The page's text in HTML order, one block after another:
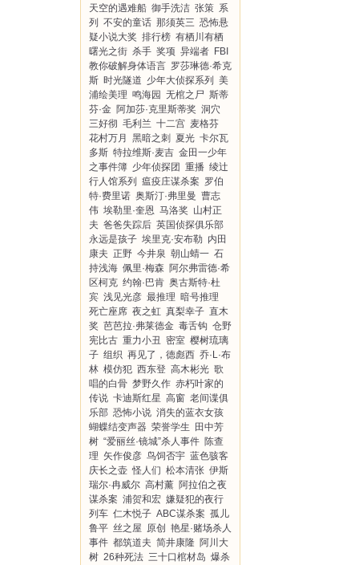
天空的遇难船 御手洗洁 张策 系
列
不安的童话 那须英三 恐怖悬
疑小说大奖 排行榜 有栖川有栖
曙光之街 杀手 奖项 异端者 FBI
教你破解身体语言 罗莎琳德·希克
斯 时光隧道 少年大侦探系列
美
浦绘美理 鸣海园 无棺之尸 斯蒂
芬·金 阿加莎·克里斯蒂奖 洞穴
三好彻 毛利兰 十二宫 麦格芬
花村万月
黑暗之刺 夏光 卡尔瓦
多斯 特拉维斯·麦吉 金田一少年
之事件簿 少年侦探团 重播 绫辻
行人馆系列
瘟疫庄谋杀案 罗伯
特·费里诺 奥斯汀·弗里曼 曹志
伟 埃勒里·奎恩 马洛奖 山村正
夫 爸爸失踪后 英国侦探俱乐部
永远是孩子 埃里克·安布勒 内田
康夫 正野 今井泉 朝山蜻一 石
持浅海 佩里·梅森 阿尔弗雷德·希
区柯克 约翰·巴肯 奥古斯特·杜
宾 浅见光彦 最推理 暗号推理
死亡座席 夜之虹 真梨幸子 直木
奖 芭芭拉·弗莱德金 毒舌钩 仓野
宪比古 重力小丑 密室 樱树琉璃
子 组织 再见了，德彪西 乔·L·布
林 模仿犯 西东登 高木彬光 歌
唱的白骨 梦野久作 赤朽叶家的
传说 卡迪斯红星 高窗 老间谍俱
乐部 恐怖小说 消失的蓝衣女孩
蝴蝶结变声器 荣誉学生
田中芳
树 “爱丽丝·镜城”杀人事件 陈查
理 矢作俊彦 鸟饲否宇 蓝色骇客
庆长之壶 怪人们 松本清张 伊斯
瑞尔·冉威尔 高村薰 阿拉伯之夜
谋杀案 浦贺和宏 嫌疑犯的夜行
列车 仁木悦子 ABC谋杀案 孤儿
鲁平 丝之屋 原创
艳星·赌场杀人
事件 都筑道夫 简井康隆 阿川大
树 26种死法 三十口棺材岛 爆杀